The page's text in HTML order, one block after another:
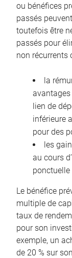
ou bénéfices
passés
toutefois être
passés pour
non récurrents
la
lien de
inférieure
pour des
les
au cours
ponctuelle
Le bénéfice
multiple de
taux de
pour son
exemple, un
de 20 % sur